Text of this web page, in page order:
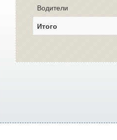
Водители
Итого